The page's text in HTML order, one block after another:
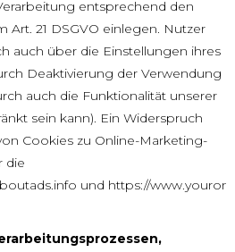
entsprechend den
Art. 21 DSGVO einlegen. Nutzer
auch über die Einstellungen ihres
Deaktivierung der Verwendung
auch die Funktionalität unserer
sein kann). Ein Widerspruch
Cookies zu Online-Marketing-
die
und https://